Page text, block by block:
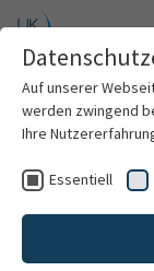
Willkommen
Forschung
Parasitologie
Auf unserer
werden zwingend
Ihre
Essentiell